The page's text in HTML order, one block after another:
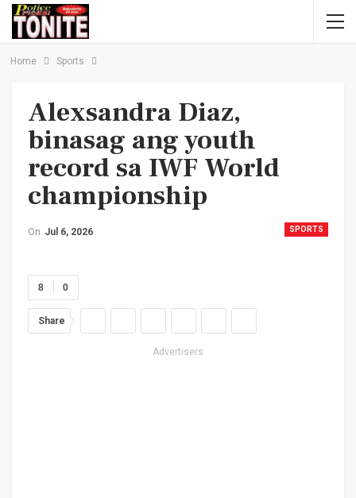
Home Sports
Alexsandra Diaz,
binasag ang youth
record sa IWF World
championship
SPORTS
On Jul 6, 2026
0
8
Share
Advertisers